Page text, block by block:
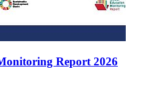
Report 2026